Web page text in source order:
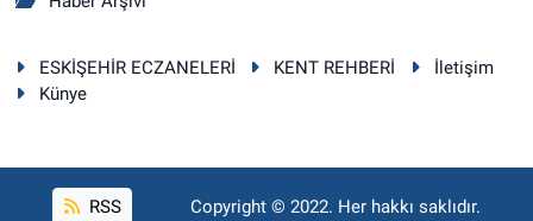
ESKİŞEHİR ECZANELERİ KENT REHBERİ
İletişim
Künye
RSS Copyright © 2022. Her hakkı saklıdır.